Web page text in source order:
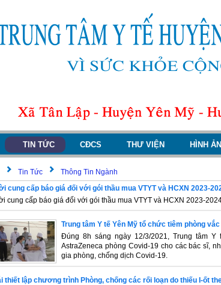
TIN TỨC CĐCS THƯ VIỆN HÌNH
Tin Tức
Thông Tin Ngành
cung cấp báo giá đối với gói thầu mua VTYT và HCXN 2023-
cung cấp báo giá đối với gói thầu mua VTYT và HCXN 2023-
Trung tâm Y tế Yên Mỹ tổ chức tiêm phòng
Đúng 8h sáng ngày 12/3/2021, Trung tâm
AstraZeneca phòng Covid-19 cho các bác sĩ,
gia phòng, chống dịch Covid-19.
thiết lập chương trình Phòng, chống các rối loạn do thiếu I-ốt